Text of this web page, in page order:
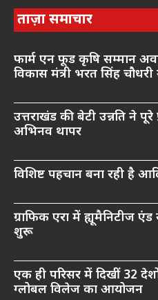
ताज़ा समाचार
फार्म एन फूड कृषि सम्मान
विकास मंत्री भरत सिंह चौधरी
उत्तराखंड की बेटी उन्नति ने पूरे
अभिनव थापर
विशिष्ट पहचान बना रही है
ग्राफिक एरा में ह्यूमैनिटीज
शुरू
एक ही परिसर में दिखीं 32
ग्लोबल विलेज का आयोजन